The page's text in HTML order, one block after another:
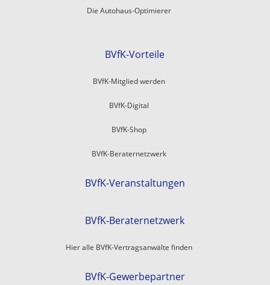
Die Autohaus-Optimierer
BVfK-Vorteile
BVfK-Mitglied werden
BVfK-Digital
BVfK-Shop
BVfK-Beraternetzwerk
BVfK-Veranstaltungen
BVfK-Beraternetzwerk
Hier alle BVfK-Vertragsanwälte finden
BVfK-Gewerbepartner